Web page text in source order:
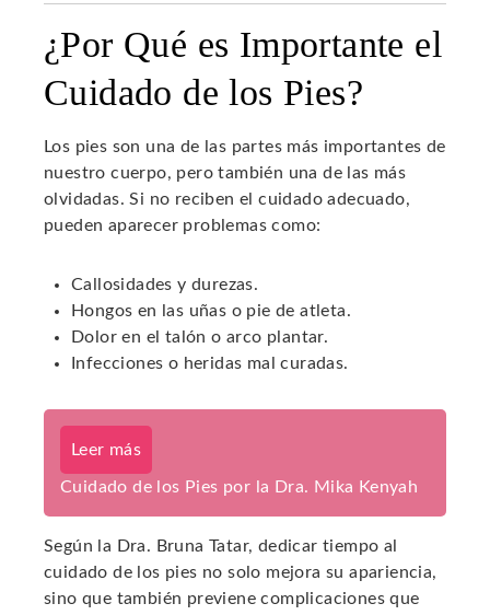
¿Por Qué es Importante el
Cuidado de los Pies?
Los pies son una de las partes más importantes de
nuestro cuerpo, pero también una de las más
olvidadas. Si no reciben el cuidado adecuado,
pueden aparecer problemas como:
Callosidades y durezas.
Hongos en las uñas o pie de atleta.
Dolor en el talón o arco plantar.
Infecciones o heridas mal curadas.
Leer más
Cuidado de los Pies por la Dra. Mika Kenyah
Según la Dra. Bruna Tatar, dedicar tiempo al
cuidado de los pies no solo mejora su apariencia,
sino que también previene complicaciones que